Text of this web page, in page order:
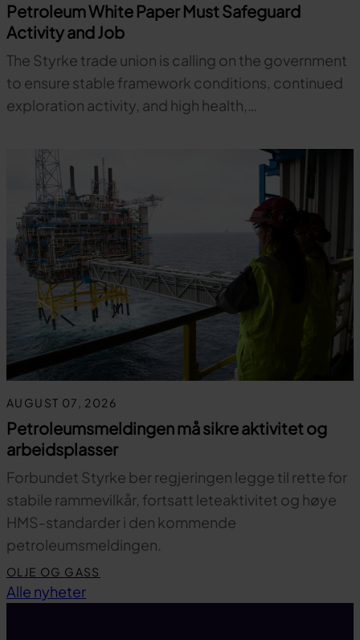
Petroleum White Paper Must Safeguard
Activity and Job
The Styrke trade union is calling on the government
to ensure stable framework conditions, continued
exploration activity, and high health,…
AUGUST 07, 2026
Petroleumsmeldingen må sikre aktivitet og
arbeidsplasser
Forbundet Styrke ber regjeringen legge til rette for
stabile rammevilkår, fortsatt leteaktivitet og høye
HMS-standarder i den kommende
petroleumsmeldingen.
OLJE OG GASS
Alle nyheter